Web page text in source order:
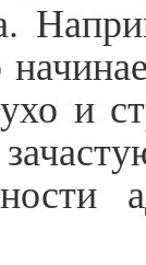
и